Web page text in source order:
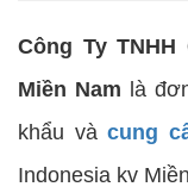
Công Ty
Miền Nam là
khẩu vàcung
Indonesia kv